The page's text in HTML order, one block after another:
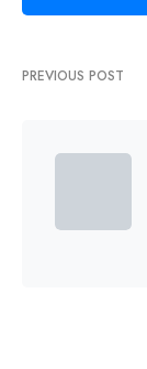
PREVIOUS POST